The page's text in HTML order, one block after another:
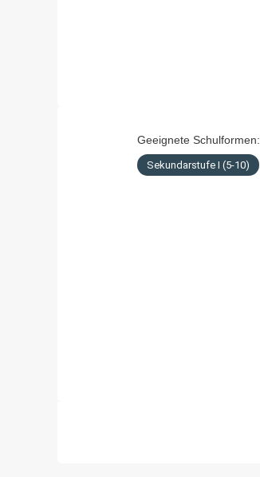
Geeignete Schulformen:
Sekundarstufe I (5-10)